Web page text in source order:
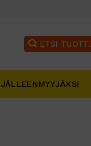
JÄLLEENMYYJÄKSI